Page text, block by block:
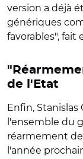
version a déjà
génériques
favorables", fait
de l'Etat
Enfin, Stanislas
l'ensemble du
réarmement
l'année